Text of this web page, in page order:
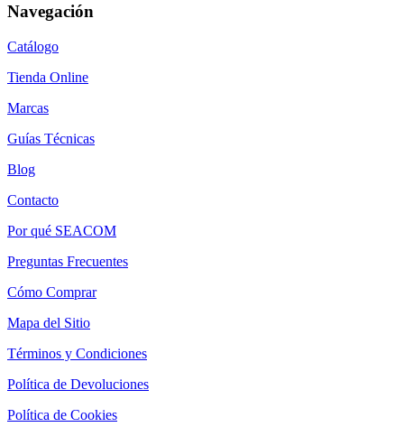
Navegación
Catálogo
Tienda Online
Marcas
Guías Técnicas
Blog
Contacto
Por qué SEACOM
Preguntas Frecuentes
Cómo Comprar
Mapa del Sitio
Términos y Condiciones
Política de Devoluciones
Política de Cookies